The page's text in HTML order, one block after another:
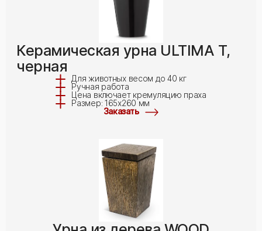
Керамическая урна ULTIMA T,
черная
Заказать
Для животных весом до 40 кг
Ручная работа
Цена включает кремуляцию праха
Размер: 165x260 мм